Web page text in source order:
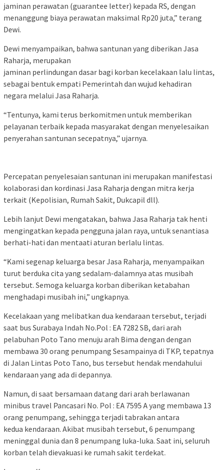
jaminan perawatan (guarantee letter) kepada RS, dengan
menanggung biaya perawatan maksimal Rp20 juta,” terang
Dewi.
Dewi menyampaikan, bahwa santunan yang diberikan Jasa
Raharja, merupakan
jaminan perlindungan dasar bagi korban kecelakaan lalu lintas,
sebagai bentuk empati Pemerintah dan wujud kehadiran
negara melalui Jasa Raharja.
“Tentunya, kami terus berkomitmen untuk memberikan
pelayanan terbaik kepada masyarakat dengan menyelesaikan
penyerahan santunan secepatnya,” ujarnya.
Percepatan penyelesaian santunan ini merupakan manifestasi
kolaborasi dan kordinasi Jasa Raharja dengan mitra kerja
terkait (Kepolisian, Rumah Sakit, Dukcapil dll).
Lebih lanjut Dewi mengatakan, bahwa Jasa Raharja tak henti
mengingatkan kepada pengguna jalan raya, untuk senantiasa
berhati-hati dan mentaati aturan berlalu lintas.
“Kami segenap keluarga besar Jasa Raharja, menyampaikan
turut berduka cita yang sedalam-dalamnya atas musibah
tersebut. Semoga keluarga korban diberikan ketabahan
menghadapi musibah ini,” ungkapnya.
Kecelakaan yang melibatkan dua kendaraan tersebut, terjadi
saat bus Surabaya Indah No.Pol : EA 7282 SB, dari arah
pelabuhan Poto Tano menuju arah Bima dengan dengan
membawa 30 orang penumpang Sesampainya di TKP, tepatnya
di Jalan Lintas Poto Tano, bus tersebut hendak mendahului
kendaraan yang ada di depannya.
Namun, di saat bersamaan datang dari arah berlawanan
minibus travel Pancasari No. Pol : EA 7595 A yang membawa 13
orang penumpang, sehingga terjadi tabrakan antara
kedua kendaraan. Akibat musibah tersebut, 6 penumpang
meninggal dunia dan 8 penumpang luka-luka. Saat ini, seluruh
korban telah dievakuasi ke rumah sakit terdekat.